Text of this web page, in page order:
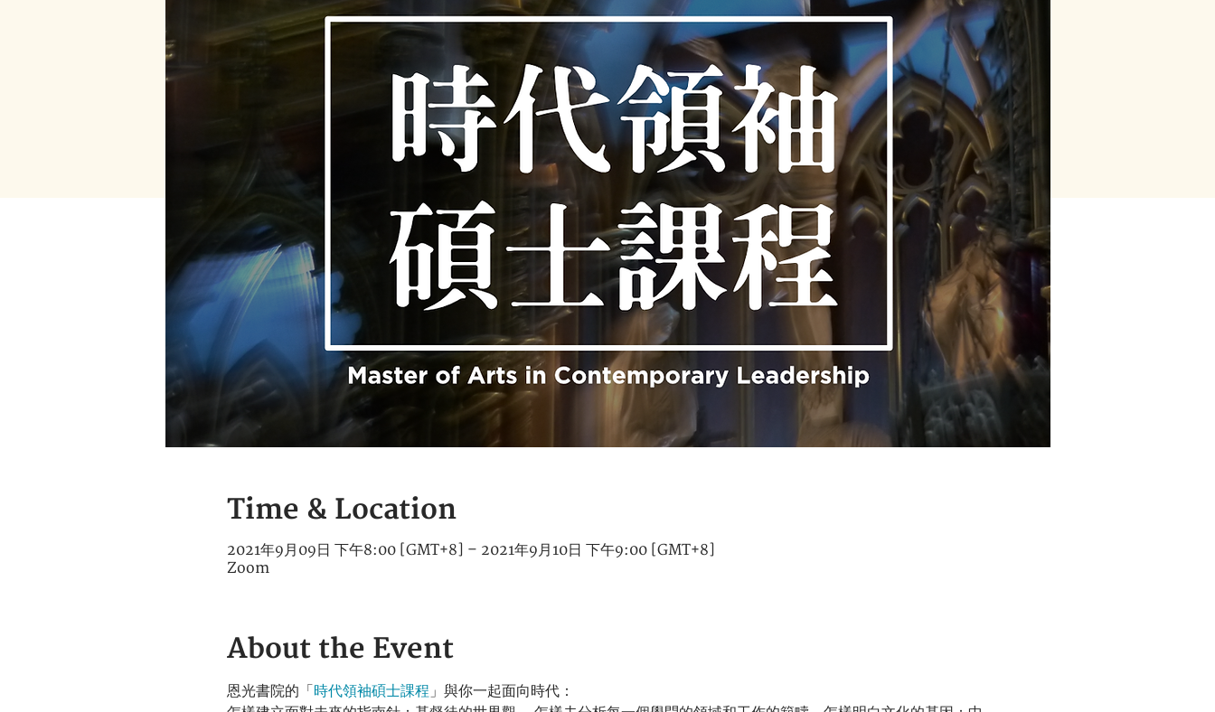
Time & Location
2021年9月09日 下午8:00 [GMT+8] – 2021年9月10日 下午9:00 [GMT+8]
Zoom
About the Event
恩光書院的「 時代領袖碩士課程」與你一起面向時代：